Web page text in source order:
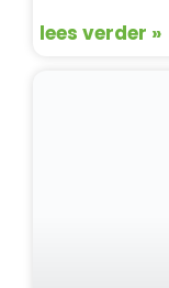
lees verder »